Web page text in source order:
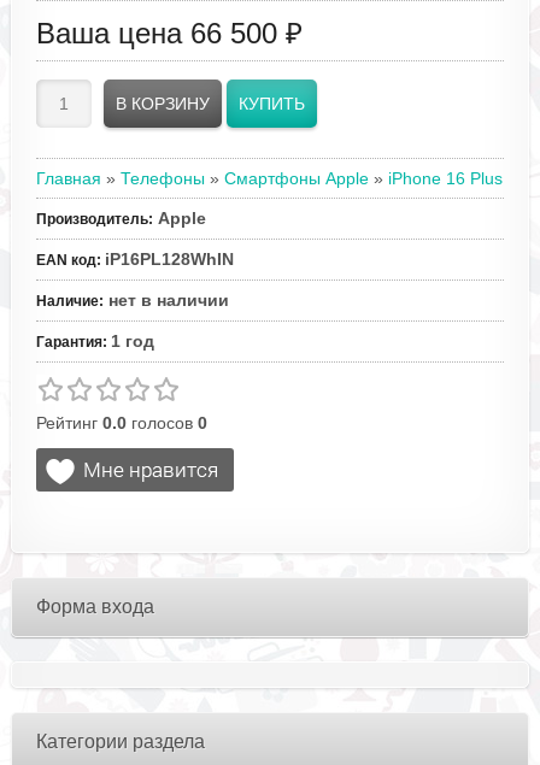
Ваша цена 66 500 ₽
Главная » Телефоны » Смартфоны Apple » iPhone 16 Plus
Производитель: Apple
EAN код: iP16PL128WhIN
Наличие: нет в наличии
Гарантия: 1 год
Рейтинг 0.0голосов 0
Форма входа
Категории раздела